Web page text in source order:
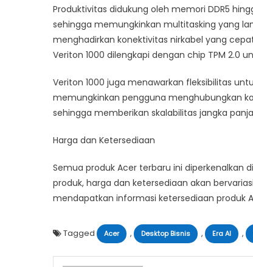
Produktivitas didukung oleh memori DDR5
sehingga memungkinkan multitasking yang
menghadirkan konektivitas nirkabel yang
Veriton 1000 dilengkapi dengan chip TPM 2.0
Veriton 1000 juga menawarkan fleksibilitas
memungkinkan pengguna menghubungkan
sehingga memberikan skalabilitas jangka
Harga dan Ketersediaan
Semua produk Acer terbaru ini diperkenalkan
produk, harga dan ketersediaan akan
mendapatkan informasi ketersediaan produk
Tagged Acer , Desktop Bisnis , Era AI ,